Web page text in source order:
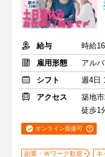
給与
雇用形態
アル
シフト
週4日
アクセス
築地
徒歩1
オンライン面接可
副業・Ｗワーク歓迎 ネ